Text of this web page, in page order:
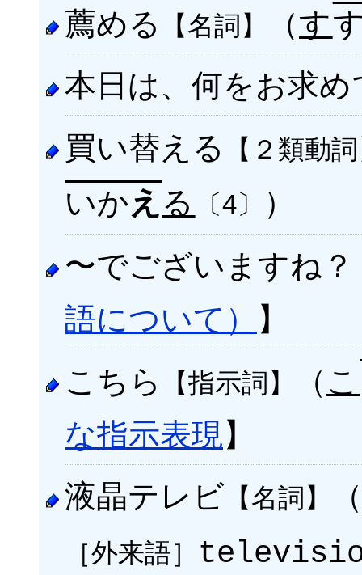
薦める
【名詞】 （す
本日は、何をお求
買い替える
【２類動
いかえ る 〔4〕
）
〜でございますね
語について） 】
こちら
【指示詞】 （こ
な指示表現】
液晶テレビ 【名詞】 （
［外来語］